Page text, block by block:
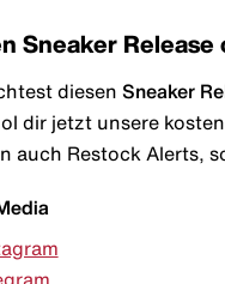
Sneaker
diesen Sneaker
dir jetzt unsere
auch Restock Alerts,